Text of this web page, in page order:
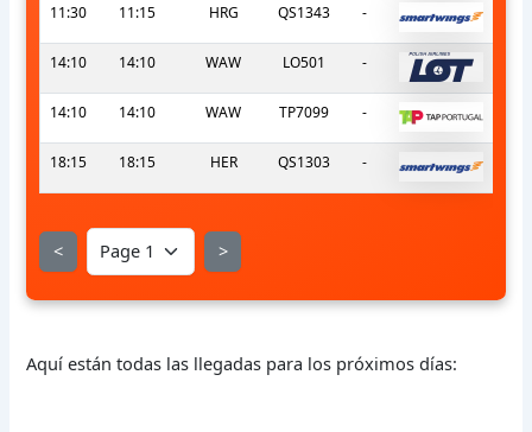
11:30 11:15 HRG QS1343 -
14:10 14:10 WAW LO501 -
14:10 14:10 WAW TP7099 -
18:15 18:15 HER QS1303 -
< >
Aquí están todas las llegadas para los próximos días: